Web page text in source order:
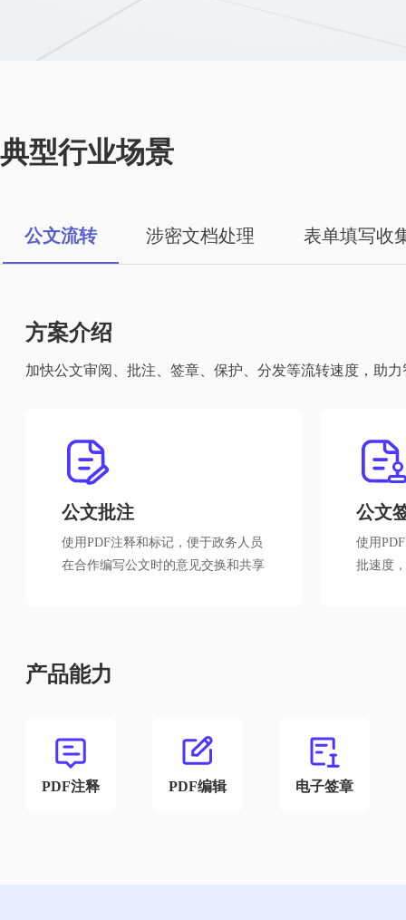
典型行业场景
公文流转 涉密文档处理 表单填写收
方案介绍
加快公文审阅、批注、签章、保护、分发等流转速度，助
公文批注
使用PDF注释和标记，便于政务人员
在合作编写公文时的意见交换和共享
公文
使用
批速度
产品能力
PDF注释 PDF编辑 电子签章